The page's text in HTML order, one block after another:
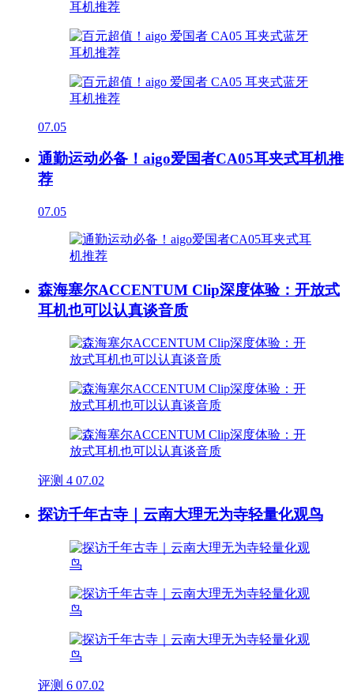
07.05
通勤运动必备！aigo爱国者CA05耳夹式耳机推
荐
07.05
森海塞尔ACCENTUM Clip深度体验：开放式
耳机也可以认真谈音质
评测 4 07.02
探访千年古寺｜云南大理无为寺轻量化观鸟
评测 6 07.02